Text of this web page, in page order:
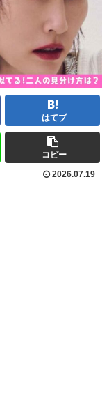
はてブ
コピー
2026.07.19